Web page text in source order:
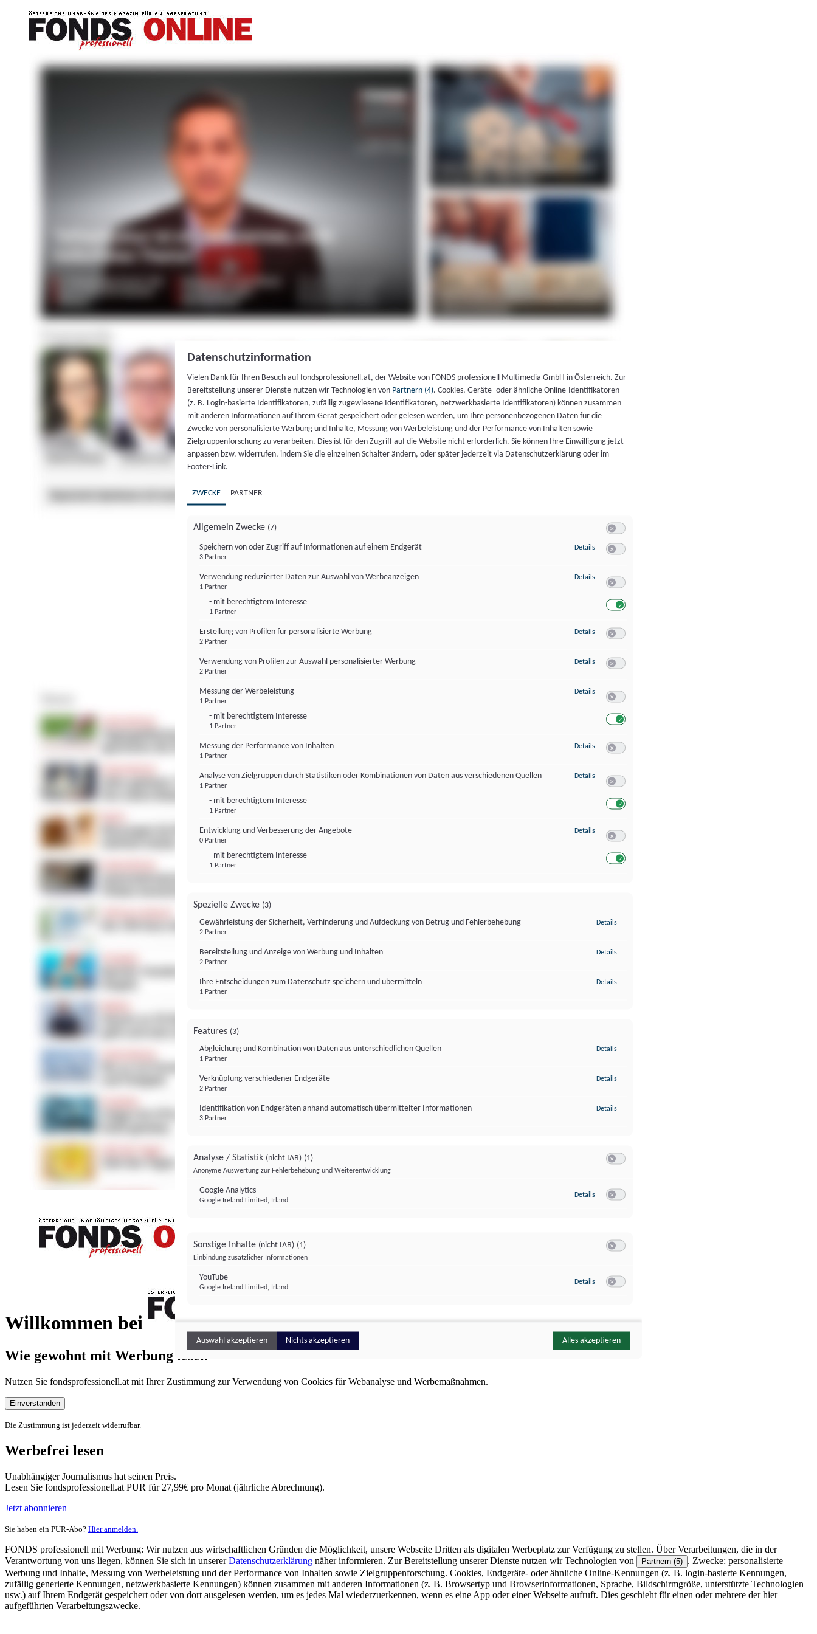
Willkommen bei
FONDS professionell
Wie gewohnt mit Werbung lesen
Nutzen Sie fondsprofessionell.at mit Ihrer Zustimmung zur Verwendung von Cookies für Webanalyse und Werbemaßnahmen.
Einverstanden
Die Zustimmung ist jederzeit widerrufbar.
Werbefrei lesen
Unabhängiger Journalismus hat seinen Preis.
Lesen Sie fondsprofessionell.at PUR für 27,99€ pro Monat (jährliche Abrechnung).
Jetzt abonnieren
Sie haben ein PUR-Abo? Hier anmelden.
FONDS professionell mit Werbung: Wir nutzen aus wirtschaftlichen Gründen die Möglichkeit, unsere Webseite Dritten als digitalen Werbeplatz zur Verfügung zu stellen. Über Verarbeitungen, die in der
Verantwortung von uns liegen, können Sie sich in unsererDatenschutzerklärung näher informieren. Zur Bereitstellung unserer Dienste nutzen wir Technologien von Partnern (5) . Zwecke: personalisierte
Werbung und Inhalte, Messung von Werbeleistung und der Performance von Inhalten sowie Zielgruppenforschung. Cookies, Endgeräte- oder ähnliche Online-Kennungen (z. B. login-basierte Kennungen,
zufällig generierte Kennungen, netzwerkbasierte Kennungen) können zusammen mit anderen Informationen (z. B. Browsertyp und Browserinformationen, Sprache, Bildschirmgröße, unterstützte Technologien
usw.) auf Ihrem Endgerät gespeichert oder von dort ausgelesen werden, um es jedes Mal wiederzuerkennen, wenn es eine App oder einer Webseite aufruft. Dies geschieht für einen oder mehrere der hier
aufgeführten Verarbeitungszwecke.
Datenschutzinformation
Vielen Dank für Ihren Besuch auf fondsprofessionell.at, der Website von FONDS professionell Multimedia GmbH in Österreich. Zur
Bereitstellung unserer Dienste nutzen wir Technologien von Partnern (4). Cookies, Geräte- oder ähnliche Online-Identifikatoren
(z. B. Login-basierte Identifikatoren, zufällig zugewiesene Identifikatoren, netzwerkbasierte Identifikatoren) können zusammen
mit anderen Informationen auf Ihrem Gerät gespeichert oder gelesen werden, um Ihre personenbezogenen Daten für die
Zwecke von personalisierte Werbung und Inhalte, Messung von Werbeleistung und der Performance von Inhalten sowie
Zielgruppenforschung zu verarbeiten. Dies ist für den Zugriff auf die Website nicht erforderlich. Sie können Ihre Einwilligung jetzt
anpassen bzw. widerrufen, indem Sie die einzelnen Schalter ändern, oder später jederzeit via Datenschutzerklärung oder im
Footer-Link.
ZWECKE PARTNER
Allgemein Zwecke (7)
Speichern von oder Zugriff auf Informationen auf einem Endgerät
3 Partner
Details zu Speichern von oder Zugriff auf Informationen auf einem Endgerät
Verwendung reduzierter Daten zur Auswahl von Werbeanzeigen
1 Partner
- mit berechtigtem Interesse
1 Partner
Details zu Verwendung reduzierter Daten zur Auswahl von Werbeanzeigen
Erstellung von Profilen für personalisierte Werbung
2 Partner
Details zu Erstellung von Profilen für personalisierte Werbung
Verwendung von Profilen zur Auswahl personalisierter Werbung
2 Partner
Details zu Verwendung von Profilen zur Auswahl personalisierter Werbung
Messung der Werbeleistung
1 Partner
- mit berechtigtem Interesse
1 Partner
Details zu Messung der Werbeleistung
Messung der Performance von Inhalten
1 Partner
Details zu Messung der Performance von Inhalten
Analyse von Zielgruppen durch Statistiken oder Kombinationen von Daten aus verschiedenen Quellen
1 Partner
- mit berechtigtem Interesse
1 Partner
Details zu Analyse von Zielgruppen durch Statistiken oder Kombinationen von
Entwicklung und Verbesserung der Angebote
0 Partner
- mit berechtigtem Interesse
1 Partner
Details zu Entwicklung und Verbesserung der Angebote
Spezielle Zwecke (3)
Gewährleistung der Sicherheit, Verhinderung und Aufdeckung von Betrug und Fehlerbehebung
2 Partner
Details
Bereitstellung und Anzeige von Werbung und Inhalten
2 Partner
Details
Ihre Entscheidungen zum Datenschutz speichern und übermitteln
1 Partner
Details
Features (3)
Abgleichung und Kombination von Daten aus unterschiedlichen Quellen
1 Partner
Details
Verknüpfung verschiedener Endgeräte
2 Partner
Details
Identifikation von Endgeräten anhand automatisch übermittelter Informationen
3 Partner
Details
Analyse / Statistik (nicht IAB) (1)
Anonyme Auswertung zur Fehlerbehebung und Weiterentwicklung
Google Analytics
Google Ireland Limited, Irland
Details zu Google Analytics
Sonstige Inhalte (nicht IAB) (1)
Einbindung zusätzlicher Informationen
YouTube
Google Ireland Limited, Irland
Details zu YouTube
Auswahl akzeptieren Nichts akzeptieren Alles akzeptieren